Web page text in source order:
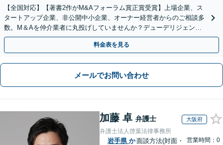
【全国対応】【著書2作がM&Aフォーラム賞正賞受賞】上場企業、ス
タートアップ企業、非公開中小企業、オーナー経営者からのご相談多
数。M＆Aを仲介業者に丸投げしていませんか？デューデリジェンス
や契約書作成・交渉はお任せください【初回無料】
料金表を見る
メールでお問い合わせ
加藤 卓 弁護士 大阪府
弁護士法人啓葉法律事務所
岩手県 か面談方法(対面・
営業時間：0